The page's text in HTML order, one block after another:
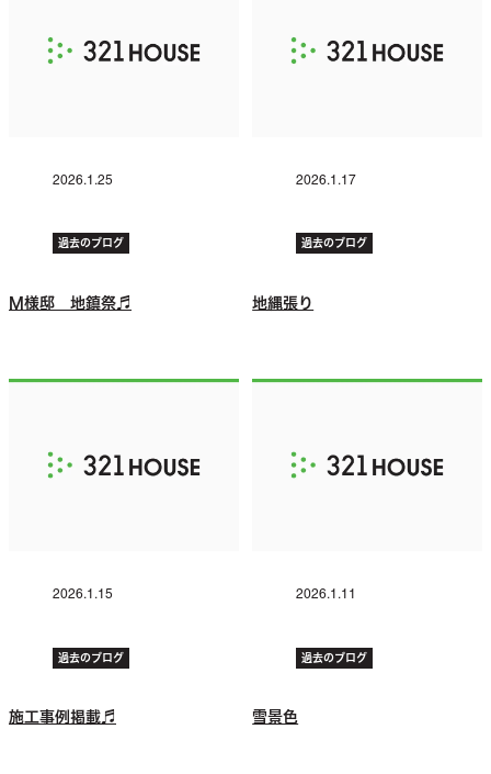
2026.1.25
過去のブログ
M様邸 地鎮祭♬
2026.1.17
過去のブログ
地縄張り
2026.1.15
過去のブログ
施工事例掲載♬
2026.1.11
過去のブログ
雪景色